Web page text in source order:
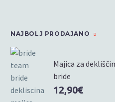
NAJBOLJ PRODAJANO
Majica za
bride
12,90€